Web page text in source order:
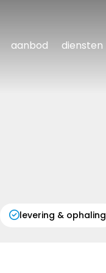
aanbod diensten
levering & ophaling